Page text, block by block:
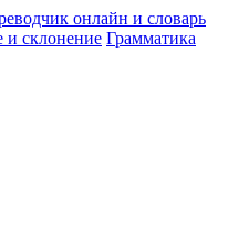
и склонение Грамматика